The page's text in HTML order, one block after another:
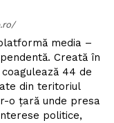
media –
Creată în
44 de
din teritoriul
o țară unde presa
politice,